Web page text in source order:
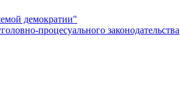
демократии"
процесуального законодательства